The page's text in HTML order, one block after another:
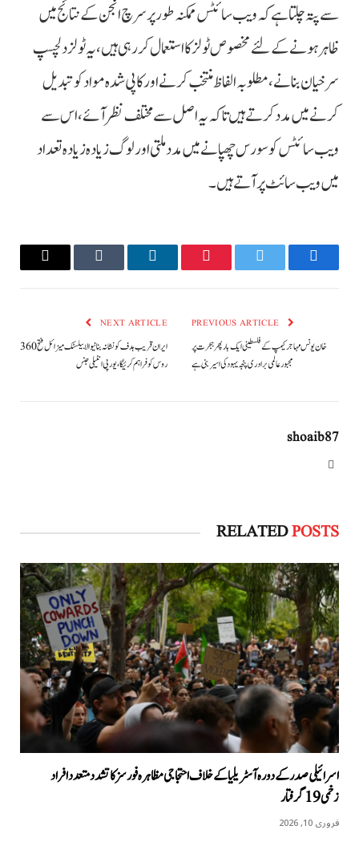
سے پتہ چلتا ہے کہ ویب سائٹس ممکنہ طور پر سرچ انجن کے نتائج میں
ظاہر ہونے کے لئے مخصوص ٹولز کا استعمال کررہی ہیں، یہ ٹولز دلچسپ
سرخیان بنانے، مطلوبہ الفاظ منتخب کرنے اور کاپی شدہ مواد کو تبدیل
کرنے میں مدد کرتے ہیں تاکہ یہ اصل سے مختلف نظر آئے، اس سے
ویب سائٹس کو سورس چھپانے میں مدد ملتی اور لوگ زیادہ زیادہ تعداد
میں ویب سائٹ پر آتے ہیں۔
Facebook
Twitter
Pinterest
LinkedIn
Tumblr
Email
خان یونس مہاجر کیمپ کے فلسطینی ایک بار پھر ہجرت پر
مجبور عالمی برادری پنجہ یہود کی اسیر بنی ہے
NEXT ARTICLE
ایران قریب ہدف کو نشانہ بنانیوالا بیلسٹک میزائل فتح 360
روس کو فراہم کرئیگا،یورپی انٹیلی جنس
shoaib87
RELATEDPOSTS
اسرائیلی صدر کے دورہ آسٹریلیا کےخلاف احتجاجی مظاہرہ فورسز کا تشدد متعدد افراد
زخمی 19 گرفتار
فروری 10, 2026